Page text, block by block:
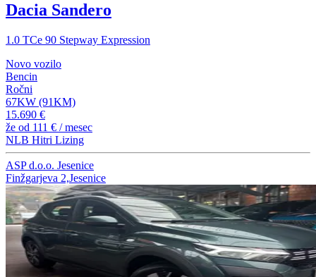
Dacia Sandero
1.0 TCe 90 Stepway Expression
Novo vozilo
Bencin
Ročni
67KW (91KM)
15.690 €
že od 111 € / mesec
NLB Hitri Lizing
ASP d.o.o. Jesenice
Finžgarjeva 2,Jesenice